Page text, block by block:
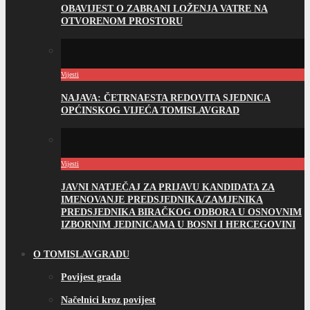
OBAVIJEST O ZABRANI LOŽENJA VATRE NA
OTVORENOM PROSTORU
Vijesti
NAJAVA: ČETRNAESTA REDOVITA SJEDNICA
OPĆINSKOG VIJEĆA TOMISLAVGRAD
Vijesti
JAVNI NATJEČAJ ZA PRIJAVU KANDIDATA ZA
IMENOVANJE PREDSJEDNIKA/ZAMJENIKA
PREDSJEDNIKA BIRAČKOG ODBORA U OSNOVNIM
IZBORNIM JEDINICAMA U BOSNI I HERCEGOVINI
O TOMISLAVGRADU
Povijest grada
Načelnici kroz povijest